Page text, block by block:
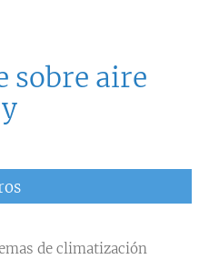
sobre aire
de climatización